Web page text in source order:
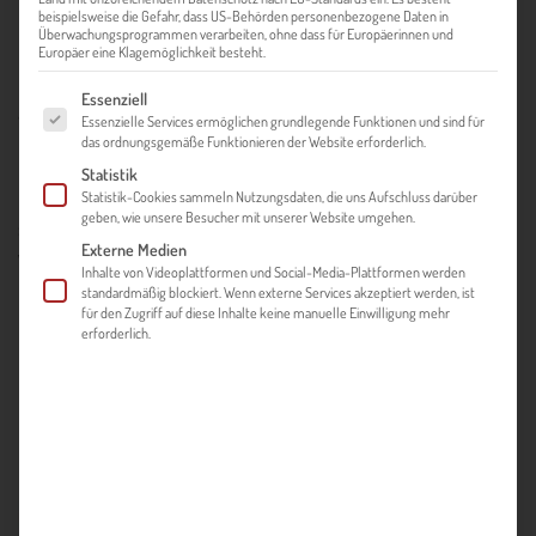
aufgebaut und sollen Sie bei der Erarbeitung Ihrer
Exportstrategie sowie bei der Bewältigung der
Herausforderungen im internationalen Geschäft
unterstützen. Da alle Themenbereiche miteinander verknüpft
sind, können Sie natürlich auch direkt bei dem für Sie
wichtigsten Thema beginnen.
beispielsweise die Gefahr, dass US-Behörden personenbezogene Daten in
Überwachungsprogrammen verarbeiten, ohne dass für Europäerinnen und
Europäer eine Klagemöglichkeit besteht.
Es folgt eine Liste der Service-Gruppen, für die eine Einwilligung
Essenziell
Essenzielle Services ermöglichen grundlegende Funktionen und sind für
das ordnungsgemäße Funktionieren der Website erforderlich.
Statistik
Statistik-Cookies sammeln Nutzungsdaten, die uns Aufschluss darüber
geben, wie unsere Besucher mit unserer Website umgehen.
Externe Medien
Inhalte von Videoplattformen und Social-Media-Plattformen werden
standardmäßig blockiert. Wenn externe Services akzeptiert werden, ist
für den Zugriff auf diese Inhalte keine manuelle Einwilligung mehr
erforderlich.